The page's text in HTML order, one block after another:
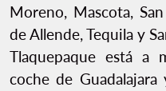
Moreno, Mascota,
de Allende, Tequila y
Tlaquepaque está a
coche de